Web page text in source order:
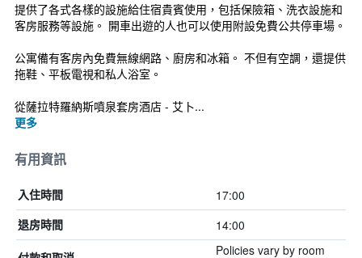
提供了各式各樣的設施給住宿貴賓使用，包括保險箱、洗衣設施和
客房服務等設施。 開車出遊的人也可以使用附設免費公共停車場。
公寓備有客房內免費無線網路、廚房和冰箱。 不但有空調，還提供
拖鞋、平板電視和私人浴室。
從薩拉特羅納斯噴泉套房酒店 - 艾卜...
更多
有用資訊
入住時間 17:00
退房時間 14:00
Policies vary by room